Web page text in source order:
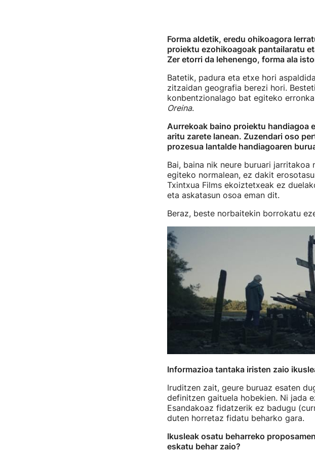
Forma aldetik, eredu ohikoagora
proiektu ezohikoagoak pantailaratu
Zer etorri da lehenengo, forma ala
Batetik, padura eta etxe hori
zitzaidan geografia berezi hori.
konbentzionalago bat egiteko
Oreina.
Aurrekoak baino proiektu handiagoa
aritu zarete lanean. Zuzendari oso
prozesua lantalde handiagoaren
Bai, baina nik neure buruari
egiteko normalean, ez dakit
Txintxua Films ekoiztetxeak ez
eta askatasun osoa eman dit.
Beraz, beste norbaitekin borrokatu
Informazioa tantaka iristen zaio
Iruditzen zait, geure buruaz esaten
definitzen gaituela hobekien. Ni jada
Esandakoaz fidatzerik ez badugu
duten horretaz fidatu beharko gara.
Ikusleak osatu beharreko
eskatu behar zaio?